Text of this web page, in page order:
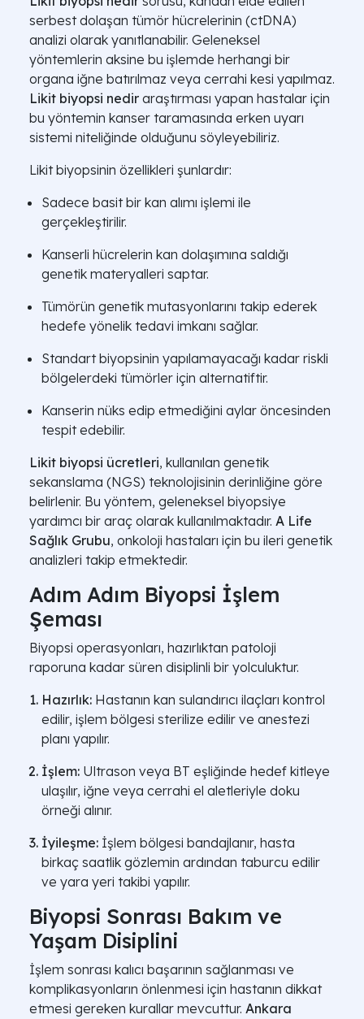
serbest dolaşan tümör hücrelerinin (ctDNA)
analizi olarak yanıtlanabilir. Geleneksel
yöntemlerin aksine bu işlemde herhangi bir
organa iğne batırılmaz veya cerrahi kesi yapılmaz.
Likit biyopsi nedir araştırması yapan hastalar için
bu yöntemin kanser taramasında erken uyarı
sistemi niteliğinde olduğunu söyleyebiliriz.
Likit biyopsinin özellikleri şunlardır:
Sadece basit bir kan alımı işlemi ile
gerçekleştirilir.
Kanserli hücrelerin kan dolaşımına saldığı
genetik materyalleri saptar.
Tümörün genetik mutasyonlarını takip ederek
hedefe yönelik tedavi imkanı sağlar.
Standart biyopsinin yapılamayacağı kadar riskli
bölgelerdeki tümörler için alternatiftir.
Kanserin nüks edip etmediğini aylar öncesinden
tespit edebilir.
Likit biyopsi ücretleri, kullanılan genetik
sekanslama (NGS) teknolojisinin derinliğine göre
belirlenir. Bu yöntem, geleneksel biyopsiye
yardımcı bir araç olarak kullanılmaktadır. A Life
Sağlık Grubu, onkoloji hastaları için bu ileri genetik
analizleri takip etmektedir.
Adım Adım Biyopsi İşlem
Şeması
Biyopsi operasyonları, hazırlıktan patoloji
raporuna kadar süren disiplinli bir yolculuktur.
Hazırlık: Hastanın kan sulandırıcı ilaçları kontrol
edilir, işlem bölgesi sterilize edilir ve anestezi
planı yapılır.
İşlem: Ultrason veya BT eşliğinde hedef kitleye
ulaşılır, iğne veya cerrahi el aletleriyle doku
örneği alınır.
İyileşme: İşlem bölgesi bandajlanır, hasta
birkaç saatlik gözlemin ardından taburcu edilir
ve yara yeri takibi yapılır.
Biyopsi Sonrası Bakım ve
Yaşam Disiplini
İşlem sonrası kalıcı başarının sağlanması ve
komplikasyonların önlenmesi için hastanın dikkat
etmesi gereken kurallar mevcuttur. Ankara